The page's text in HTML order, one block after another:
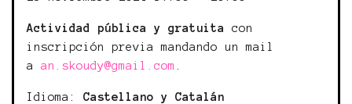
Actividad pública y gratuita con
inscripción previa mandando un mail
a an.skoudy@gmail.com
Idioma: Castellano y Catalán